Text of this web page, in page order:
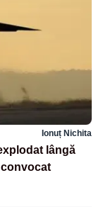
Ionuț Nichita
lângă